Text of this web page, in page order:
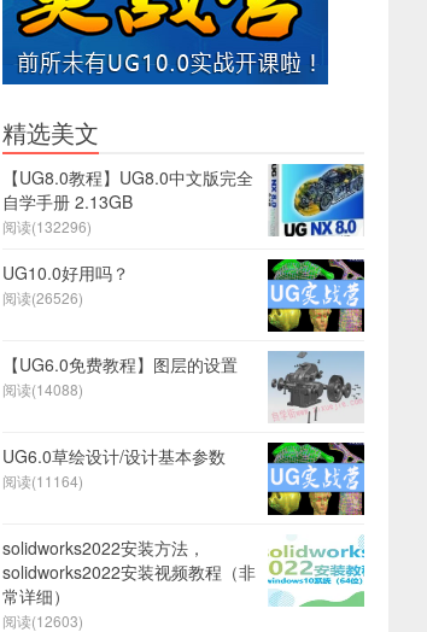
精选美文
【UG8.0教程】UG8.0中文版完全
自学手册 2.13GB
阅读(132296)
UG10.0好用吗？
阅读(26526)
【UG6.0免费教程】图层的设置
阅读(14088)
UG6.0草绘设计/设计基本参数
阅读(11164)
solidworks2022安装方法，
solidworks2022安装视频教程（非
常详细）
阅读(12603)